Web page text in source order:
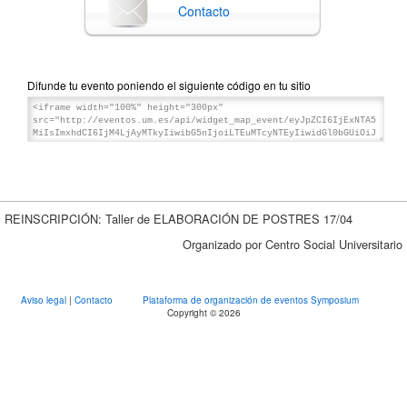
Contacto
Difunde tu evento poniendo el siguiente código en tu sitio
REINSCRIPCIÓN: Taller de ELABORACIÓN DE POSTRES 17/04
Organizado por Centro Social Universitario
Aviso legal | Contacto
Plataforma de organización de eventos Symposium
Copyright © 2026